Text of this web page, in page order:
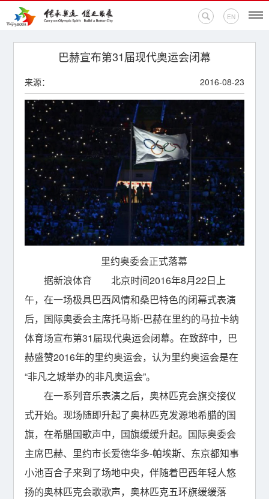
EN
新闻中心
活动专题
奥运百科
奥促机构
奥运之家
联系我们
巴赫宣布第31届现代奥运会闭幕
来源： 2016-08-23
里约奥委会正式落幕
据新浪体育 北京时间2016年8月22日上
午，在一场极具巴西风情和桑巴特色的闭幕式表演
后，国际奥委会主席托马斯-巴赫在里约的马拉卡纳
体育场宣布第31届现代奥运会闭幕。在致辞中，巴
赫盛赞2016年的里约奥运会，认为里约奥运会是在
“非凡之城举办的非凡奥运会”。
在一系列音乐表演之后，奥林匹克会旗交接仪
式开始。现场随即升起了奥林匹克发源地希腊的国
旗，在希腊国歌声中，国旗缓缓升起。国际奥委会
主席巴赫、里约市长爱德华多-帕埃斯、东京都知事
小池百合子来到了场地中央，伴随着巴西年轻人悠
扬的奥林匹克会歌歌声，奥林匹克五环旗缓缓落